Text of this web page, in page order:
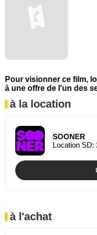
Pour visionner ce film,
à une offre de l'un des
à la location
SOONER
Location SD:
à l'achat